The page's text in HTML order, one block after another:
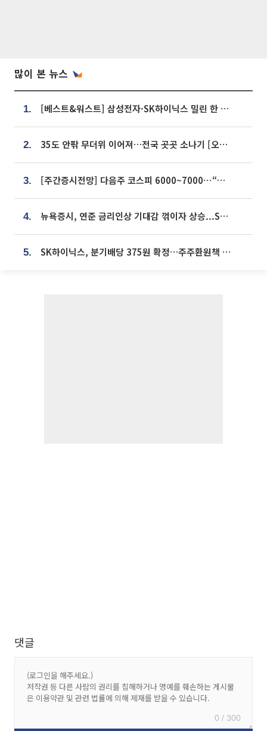
많이 본 뉴스
1. [베스트&워스트] 삼성전자·SK하이닉스 밀린 한 주…상상인증권은 85% 급등
2. 35도 안팎 무더위 이어져…전국 곳곳 소나기 [오늘 날씨]
3. [주간증시전망] 다음주 코스피 6000~7000⋯“外人 수급은 정책이 변수”
4. 뉴욕증시, 연준 금리인상 기대감 꺾이자 상승...S&P500 사상 최고치 [종합]
5. SK하이닉스, 분기배당 375원 확정…주주환원책 9월로 앞당겨 발표
댓글
0 / 300